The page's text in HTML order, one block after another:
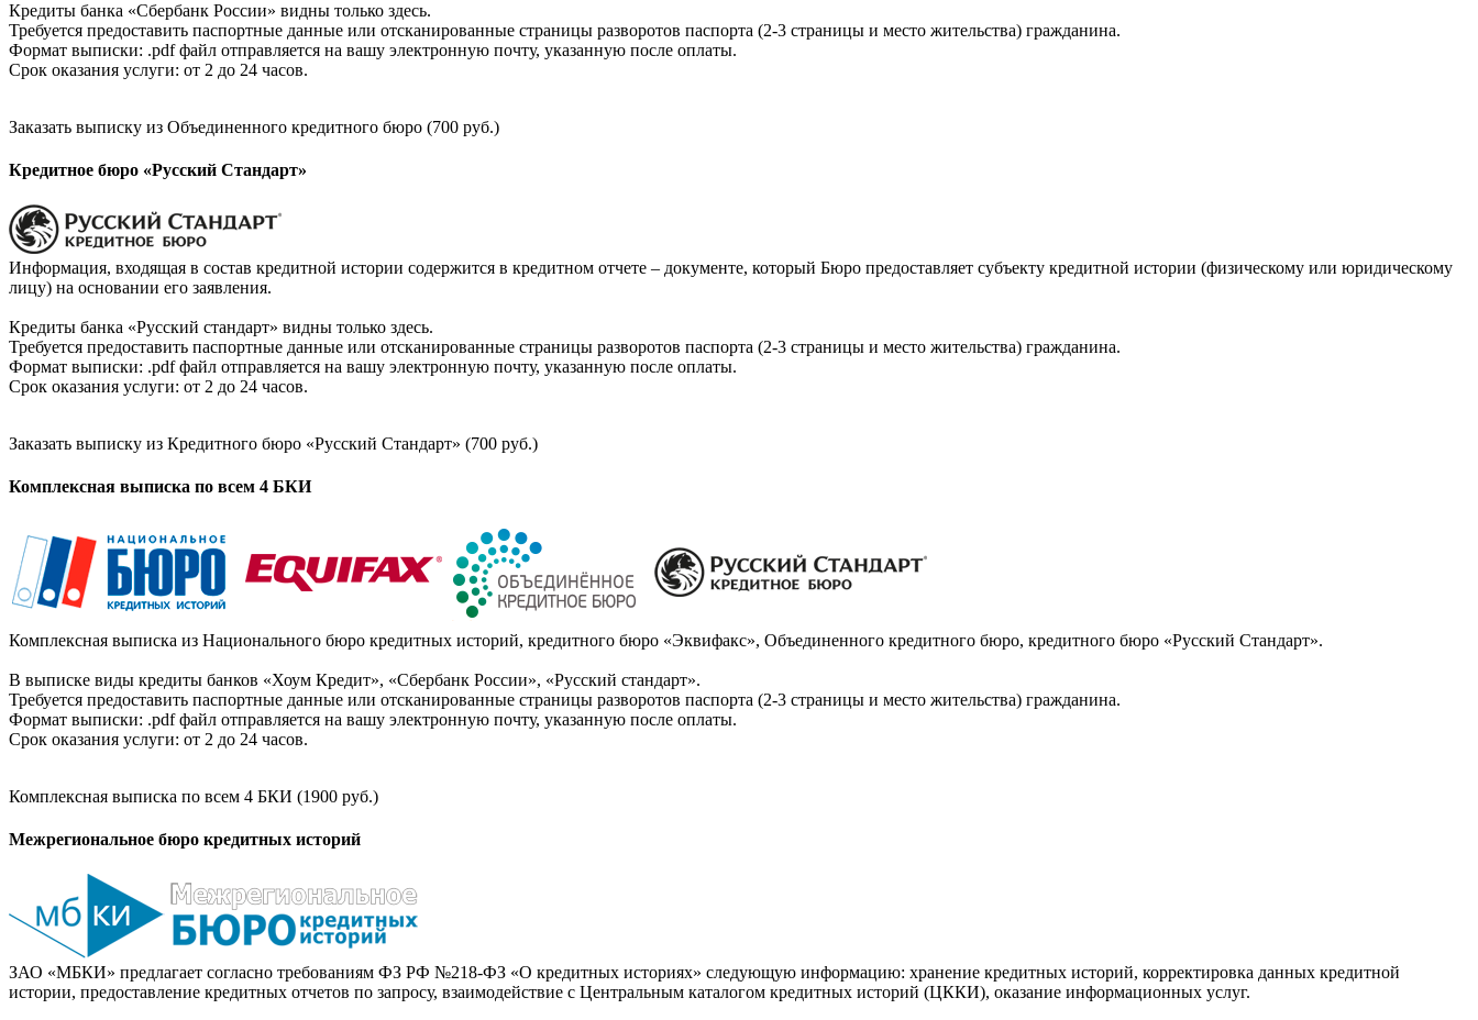
Кредиты банка «Сбербанк России» видны только здесь.
Требуется предоставить паспортные данные или отсканированные страницы разворотов паспорта (2-3 страницы и место жительства) гражданина.
Формат выписки: .pdf файл отправляется на вашу электронную почту, указанную после оплаты.
Срок оказания услуги: от 2 до 24 часов.
Заказать выписку из Объединенного кредитного бюро (700 руб.)
Кредитное бюро «Русский Стандарт»
Информация, входящая в состав кредитной истории содержится в кредитном отчете – документе, который Бюро предоставляет субъекту кредитной истории (физическому или юридическому
лицу) на основании его заявления.
Кредиты банка «Русский стандарт» видны только здесь.
Требуется предоставить паспортные данные или отсканированные страницы разворотов паспорта (2-3 страницы и место жительства) гражданина.
Формат выписки: .pdf файл отправляется на вашу электронную почту, указанную после оплаты.
Срок оказания услуги: от 2 до 24 часов.
Заказать выписку из Кредитного бюро «Русский Стандарт» (700 руб.)
Комплексная выписка по всем 4 БКИ
Комплексная выписка из Национального бюро кредитных историй, кредитного бюро «Эквифакс», Объединенного кредитного бюро, кредитного бюро «Русский Стандарт».
В выписке виды кредиты банков «Хоум Кредит», «Сбербанк России», «Русский стандарт».
Требуется предоставить паспортные данные или отсканированные страницы разворотов паспорта (2-3 страницы и место жительства) гражданина.
Формат выписки: .pdf файл отправляется на вашу электронную почту, указанную после оплаты.
Срок оказания услуги: от 2 до 24 часов.
Комплексная выписка по всем 4 БКИ (1900 руб.)
Межрегиональное бюро кредитных историй
ЗАО «МБКИ» предлагает согласно требованиям ФЗ РФ №218-ФЗ «О кредитных историях» следующую информацию: хранение кредитных историй, корректировка данных кредитной
истории, предоставление кредитных отчетов по запросу, взаимодействие с Центральным каталогом кредитных историй (ЦККИ), оказание информационных услуг.